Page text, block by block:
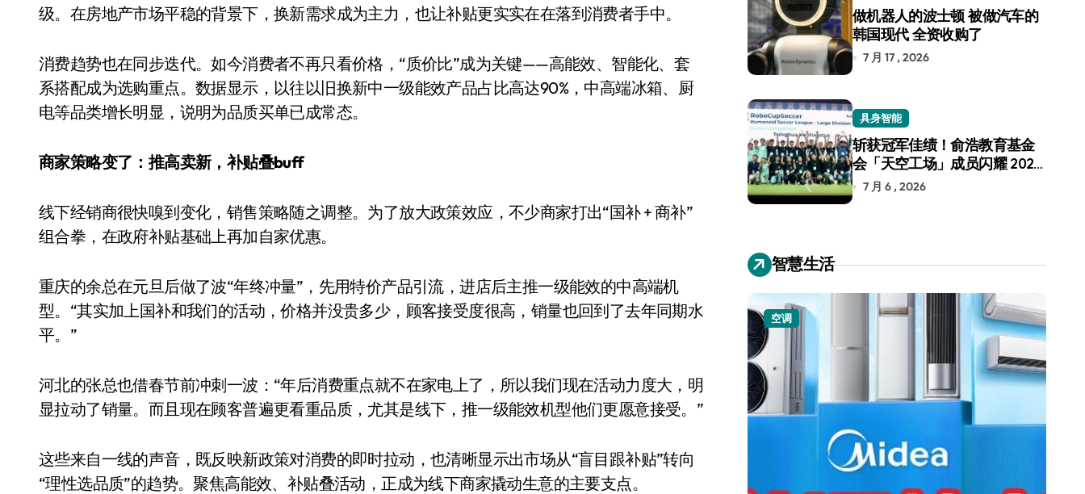
级。在房地产市场平稳的背景下，换新需求成为主力，也让补贴更实实在在落到消费者手中。
消费趋势也在同步迭代。如今消费者不再只看价格，“质价比”成为关键——高能效、智能化、套
系搭配成为选购重点。数据显示，以往以旧换新中一级能效产品占比高达90%，中高端冰箱、厨
电等品类增长明显，说明为品质买单已成常态。
商家策略变了：推高卖新，补贴叠buff
线下经销商很快嗅到变化，销售策略随之调整。为了放大政策效应，不少商家打出“国补 + 商补”
组合拳，在政府补贴基础上再加自家优惠。
重庆的余总在元旦后做了波“年终冲量”，先用特价产品引流，进店后主推一级能效的中高端机
型。“其实加上国补和我们的活动，价格并没贵多少，顾客接受度很高，销量也回到了去年同期水
平。”
河北的张总也借春节前冲刺一波：“年后消费重点就不在家电上了，所以我们现在活动力度大，明
显拉动了销量。而且现在顾客普遍更看重品质，尤其是线下，推一级能效机型他们更愿意接受。”
这些来自一线的声音，既反映新政策对消费的即时拉动，也清晰显示出市场从“盲目跟补贴”转向
“理性选品质”的趋势。聚焦高能效、补贴叠活动，正成为线下商家撬动生意的主要支点。
做机器人的波士顿 被做汽车的
韩国现代 全资收购了
7 月 17 , 2026
具身智能
斩获冠军佳绩！俞浩教育基金
会「天空工场」成员闪耀 2026
RoboCup 机器人世界杯
7 月 6 , 2026
智慧生活
小家电 小家电 空调